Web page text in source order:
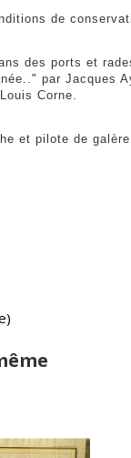
de
des ports et
par Jacques
Corne.
et pilote de